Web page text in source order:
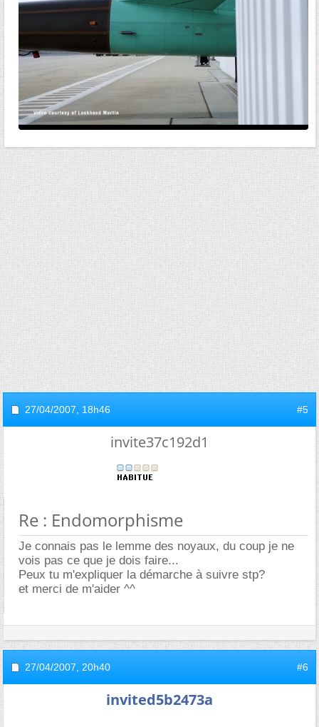
27/04/2007, 18h46 #5
invite37c192d1
Re : Endomorphisme
Je connais pas le lemme des noyaux, du coup je ne
vois pas ce que je dois faire...
Peux tu m'expliquer la démarche à suivre stp?
et merci de m'aider ^^
27/04/2007, 20h40 #6
invited5b2473a